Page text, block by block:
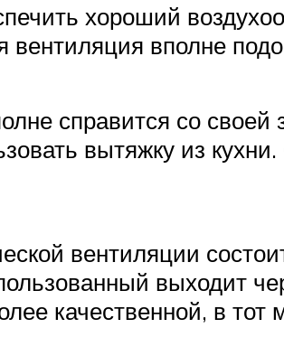
хороший
вентиляция вполне
справится со своей
вытяжку из
вентиляции
выходит
качественной, в тот